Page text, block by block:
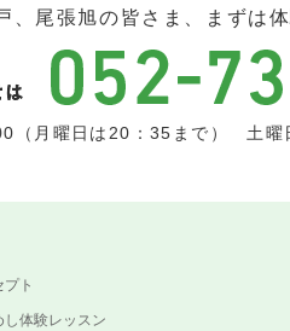
、尾張旭の皆さま、まずは
（月曜日は20：35まで） 土
プト
し体験レッスン